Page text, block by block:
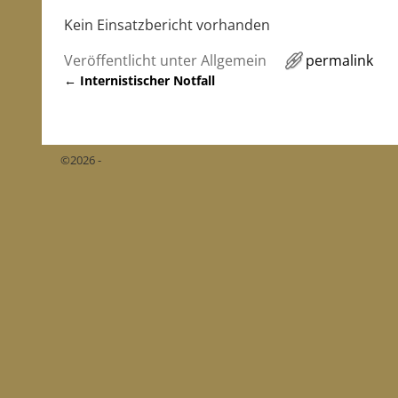
Kein Einsatzbericht vorhanden
Veröffentlicht unterAllgemein permalink
← Internistischer Notfall
©2026 -